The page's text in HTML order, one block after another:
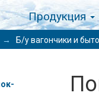
Продукция
→ Б/у вагончики и